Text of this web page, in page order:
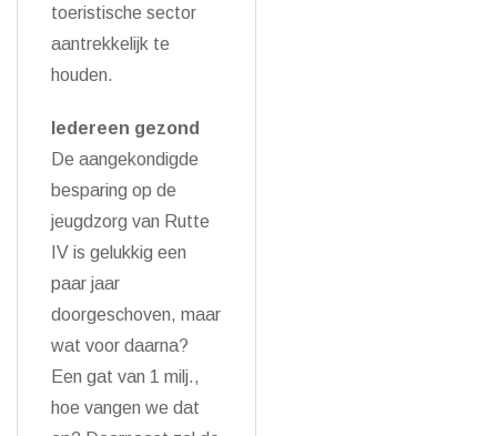
toeristische sector
aantrekkelijk te
houden.
Iedereen gezond
De aangekondigde
besparing op de
jeugdzorg van Rutte
IV is gelukkig een
paar jaar
doorgeschoven, maar
wat voor daarna?
Een gat van 1 milj.,
hoe vangen we dat